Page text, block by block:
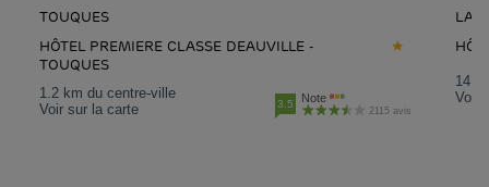
TOUQUES
HÔTEL PREMIERE CLASSE DEAUVILLE -
TOUQUES
1.2 km du centre-ville
Voir sur la carte
3.5 Note
2115 avis
LA-
14
Voir